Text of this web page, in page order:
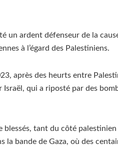
un ardent défenseur de la
à l’égard des Palestiniens.
après des heurts entre
qui a riposté par des
tant du côté
bande de Gaza, où des